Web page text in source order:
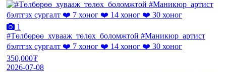
1
#Төлбөрөө_хувааж_төлөх_боломжтой #Маникюр_артист
бэлтгэх сургалт ❤️ 7 хоног ❤️ 14 хоног ❤️ 30 хоног
350,000₮
2026-07-08